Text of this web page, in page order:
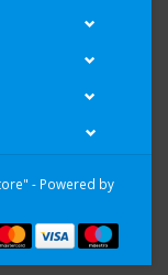
- Powered by